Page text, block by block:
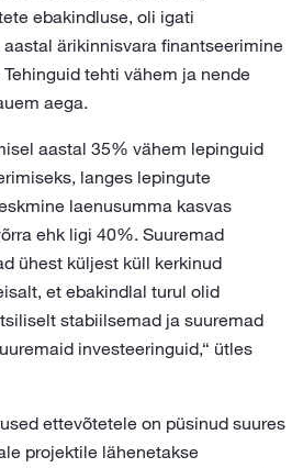
ebakindluse, oli igati
ärikinnisvara finantseerimine
tehti vähem ja nende
aega.
aastal 35% vähem lepinguid
langes lepingute
laenusumma kasvas
ehk ligi 40%. Suuremad
ühest küljest küll kerkinud
et ebakindlal turul olid
stabiilsemad ja suuremad
investeeringuid,“ ütles
ettevõtetele on püsinud suures
projektile lähenetakse